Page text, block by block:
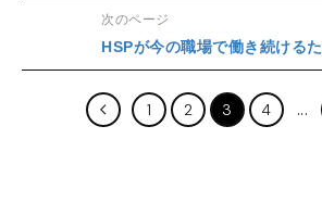
次のページ
HSPが今の職場で働き続ける
1 2 3 4